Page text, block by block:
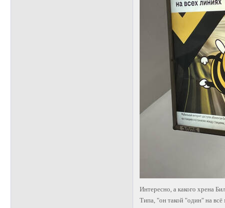
Интересно, а какого хрена
Типа, "он такой "один" на